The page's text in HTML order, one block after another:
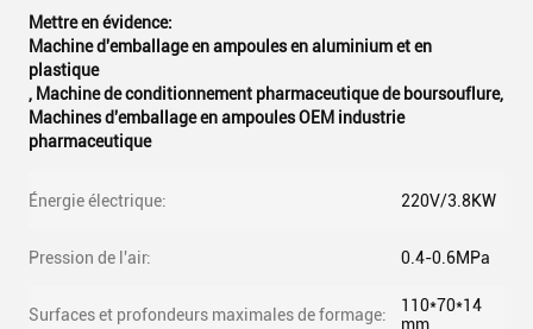
Mettre en évidence:
Machine d'emballage en ampoules en aluminium et en
plastique
, Machine de conditionnement pharmaceutique de boursouflure,
Machines d'emballage en ampoules OEM industrie
pharmaceutique
Énergie électrique: 220V/3.8KW
Pression de l'air: 0.4-0.6MPa
Surfaces et profondeurs maximales de formage:
110*70*14
mm